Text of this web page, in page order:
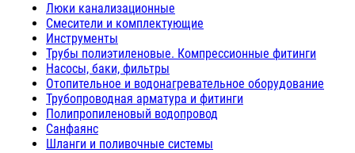
Люки канализационные
Cмесители и комплектующие
Инструменты
Трубы полиэтиленовые. Компрессионные фитинги
Насосы, баки, фильтры
Отопительное и водонагревательное оборудование
Трубопроводная арматура и фитинги
Полипропиленовый водопровод
Санфаянс
Шланги и поливочные системы